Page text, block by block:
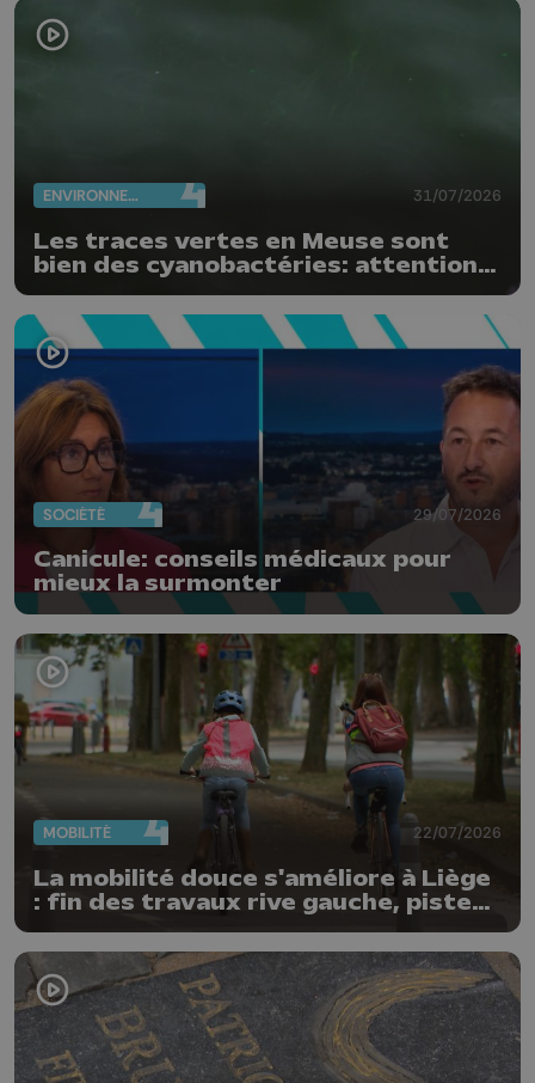
ENVIRONNEMENT 31/07/2026
Les traces vertes en Meuse sont
bien des cyanobactéries: attention
danger !
SOCIÉTÉ 29/07/2026
Canicule: conseils médicaux pour
mieux la surmonter
MOBILITÉ 22/07/2026
La mobilité douce s'améliore à Liège
: fin des travaux rive gauche, pistes
cyclo-piétonnes Avroy et
Guillemins...